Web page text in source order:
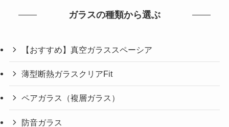
ガラスの種類から選ぶ
【おすすめ】真空ガラススペーシア
薄型断熱ガラスクリアFit
ペアガラス（複層ガラス）
防音ガラス